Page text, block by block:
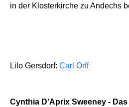
in der Klosterkirche zu Andechs
Lilo Gersdorf: Carl Orff
Cynthia D'Aprix Sweeney - Das